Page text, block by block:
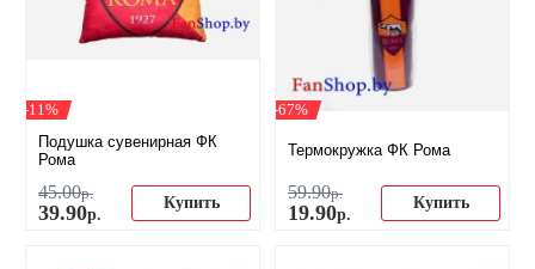
-11%
Подушка сувенирная ФК
Рома
45.00р.
39.90р.
Купить
-67%
Термокружка ФК Рома
59.90р.
19.90р.
Купить